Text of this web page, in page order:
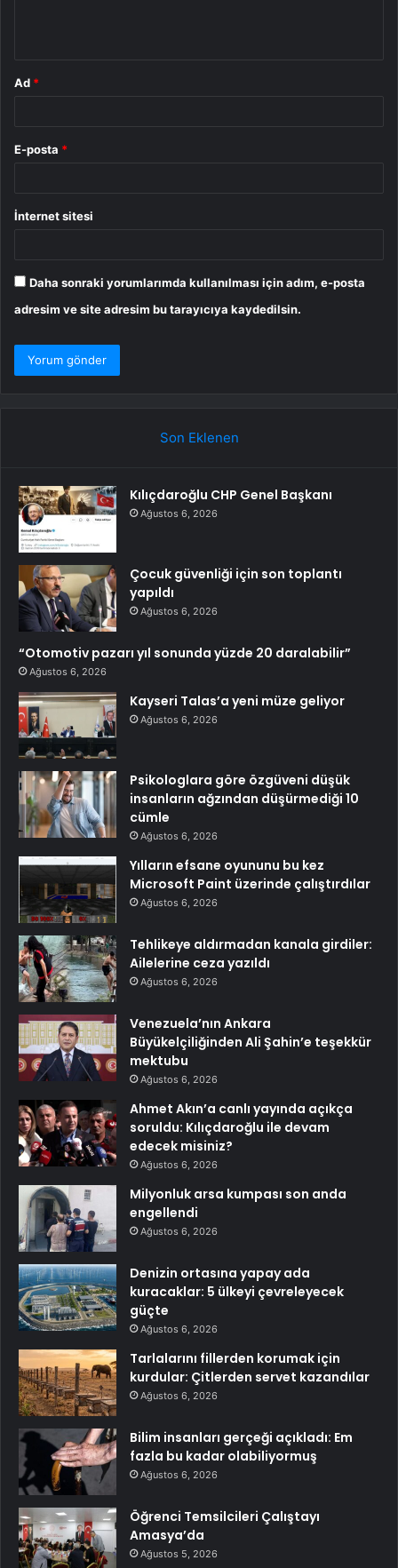
Ad *
E-posta *
İnternet sitesi
Daha sonraki yorumlarımda kullanılması için adım, e-posta
adresim ve site adresim bu tarayıcıya kaydedilsin.
Son Eklenen
Kılıçdaroğlu CHP Genel Başkanı
Ağustos 6, 2026
Çocuk güvenliği için son toplantı
yapıldı
Ağustos 6, 2026
“Otomotiv pazarı yıl sonunda yüzde 20 daralabilir”
Ağustos 6, 2026
Kayseri Talas’a yeni müze geliyor
Ağustos 6, 2026
Psikologlara göre özgüveni düşük
insanların ağzından düşürmediği 10
cümle
Ağustos 6, 2026
Yılların efsane oyununu bu kez
Microsoft Paint üzerinde çalıştırdılar
Ağustos 6, 2026
Tehlikeye aldırmadan kanala girdiler:
Ailelerine ceza yazıldı
Ağustos 6, 2026
Venezuela’nın Ankara
Büyükelçiliğinden Ali Şahin’e teşekkür
mektubu
Ağustos 6, 2026
Ahmet Akın’a canlı yayında açıkça
soruldu: Kılıçdaroğlu ile devam
edecek misiniz?
Ağustos 6, 2026
Milyonluk arsa kumpası son anda
engellendi
Ağustos 6, 2026
Denizin ortasına yapay ada
kuracaklar: 5 ülkeyi çevreleyecek
güçte
Ağustos 6, 2026
Tarlalarını fillerden korumak için
kurdular: Çitlerden servet kazandılar
Ağustos 6, 2026
Bilim insanları gerçeği açıkladı: Em
fazla bu kadar olabiliyormuş
Ağustos 6, 2026
Öğrenci Temsilcileri Çalıştayı
Amasya’da
Ağustos 5, 2026